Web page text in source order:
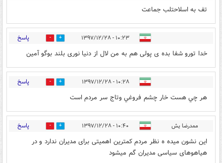
تف به اسلاحتلب جماعت
۱۰:۲۳ - ۱۳۹۷/۱۲/۲۸ 4 پاسخ
خدا تورو شفا بده ی پولی هم به من لال از دنیا نوری بلند بوگو آمین
۱۰:۲۸ - ۱۳۹۷/۱۲/۲۸ 17 پاسخ
هر چي هست خار چشم فروغي وتاج سر مردم است
ممدرضا یش ۱۰:۴۰ - ۱۳۹۷/۱۲/۲۸ 23 پاسخ
این نشون میده ه نظر مردم کمترین اهمیتی برای مدیران ندارد و در
هیاهوهای سیاسی مدیران گم میشود